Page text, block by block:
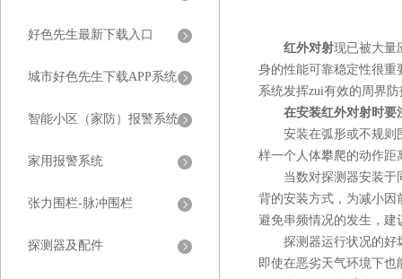
好色先生最新下载入口
城市好色先生下载APP系统
智能小区（家防）报警系统
家用报警系统
张力围栏-脉冲围栏
探测器及配件
红外对射现已被大量应
身的性能可靠稳定性很重要
系统发挥zui有效的周界防
在安装红外对射时要注
安装在弧形或不规则围
样一个人体攀爬的动作距
当数对探测器安装于同
背的安装方式，为减小
避免串频情况的发生
探测器运行状况的好坏
即使在恶劣天气环境下也